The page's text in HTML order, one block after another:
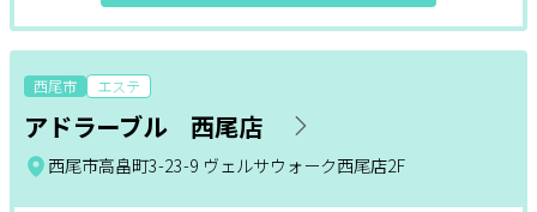
西尾市 エステ
アドラーブル 西尾店
西尾市高畠町3-23-9 ヴェルサウォーク西尾店2F